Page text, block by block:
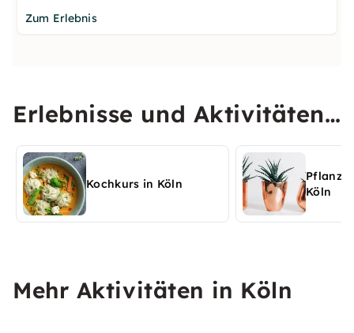
Zum Erlebnis
Erlebnisse und Aktivitäten
in Köln entdecken
Kochkurs in Köln
Köln
Mehr Aktivitäten in Köln